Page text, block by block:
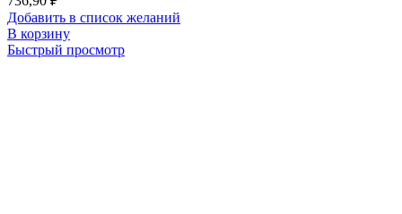
Добавить в список желаний
В корзину
Быстрый просмотр